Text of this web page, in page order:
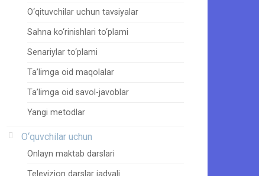
O‘qituvchilar uchun tavsiyalar
Sahna ko‘rinishlari to‘plami
Senariylar to‘plami
Ta’limga oid maqolalar
Ta’limga oid savol-javoblar
Yangi metodlar
O‘quvchilar uchun
Onlayn maktab darslari